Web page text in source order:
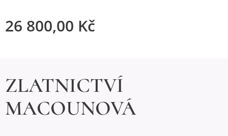
26 800,00 Kč
ZLATNICTVÍ
MACOUNOVÁ